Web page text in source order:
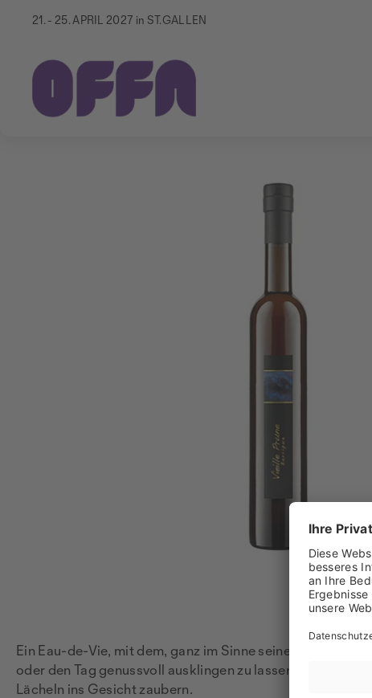
21. - 25. APRIL 2027 in ST.GALLEN
Ein Eau-de-Vie, mit dem, ganz im Sinne seiner
oder den Tag genussvoll ausklingen zu lassen und wird
Lächeln ins Gesicht zaubern.